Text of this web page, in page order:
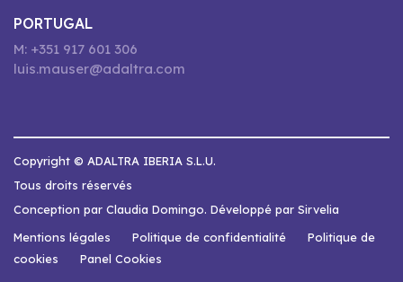
PORTUGAL
M: +351 917 601 306
luis.mauser@adaltra.com
Copyright © ADALTRA IBERIA S.L.U.
Tous droits réservés
Conception par Claudia Domingo. Développé par Sirvelia
Mentions légales
Politique de confidentialité
Politique de
cookies
Panel Cookies